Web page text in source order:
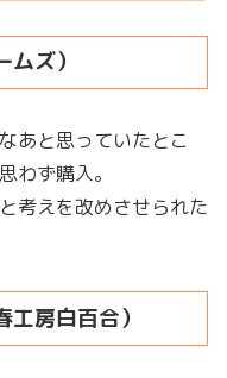
ズ）
あと思っていたとこ
わず購入。
考えを改めさせられた
房白百合）